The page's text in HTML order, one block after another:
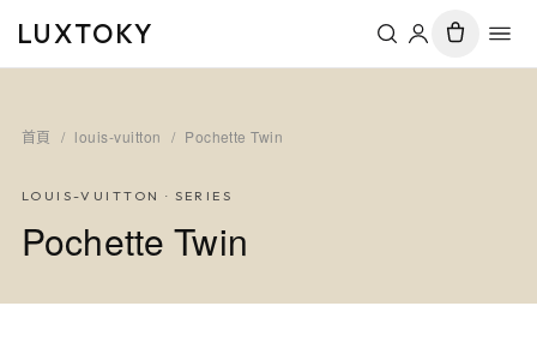
LUXTOKY
首頁 / louis-vuitton / Pochette Twin
LOUIS-VUITTON · SERIES
Pochette Twin